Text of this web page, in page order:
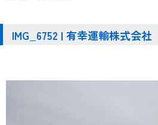
IMG_6752 | 有幸運輸株式会社